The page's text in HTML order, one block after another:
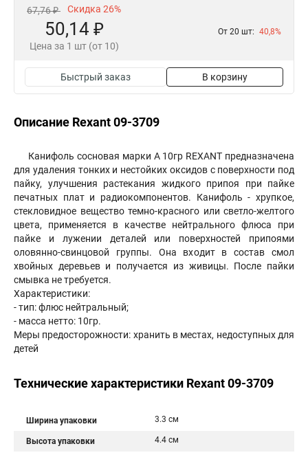
67,76 ₽ Скидка 26%
50,14 ₽
Цена за 1 шт (от 10)
От 20 шт: 40,8%
Быстрый заказ В корзину
Описание Rexant 09-3709
Канифоль сосновая марки А 10гр REXANT предназначена
для удаления тонких и нестойких оксидов с поверхности под
пайку, улучшения растекания жидкого припоя при пайке
печатных плат и радиокомпонентов. Канифоль - хрупкое,
стекловидное вещество темно-красного или светло-желтого
цвета, применяется в качестве нейтрального флюса при
пайке и лужении деталей или поверхностей припоями
оловянно-свинцовой группы. Она входит в состав смол
хвойных деревьев и получается из живицы. После пайки
смывка не требуется.
Характеристики:
- тип: флюс нейтральный;
- масса нетто: 10гр.
Меры предосторожности: хранить в местах, недоступных для
детей
Технические характеристики Rexant 09-3709
Ширина упаковки 3.3 см
Высота упаковки 4.4 см